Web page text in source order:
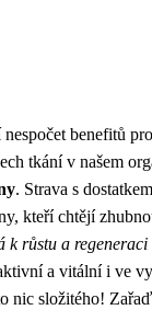
benefitů
tkání v našem
. Strava s
kteří chtějí
k růstu a regeneraci
a vitální i ve
nic složitého!